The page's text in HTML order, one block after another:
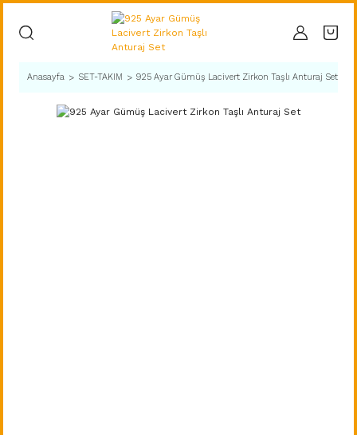
Anasayfa SET-TAKIM 925 Ayar Gümüş Lacivert Zirkon Taşlı Anturaj Set